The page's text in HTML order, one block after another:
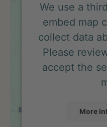
We use a
embed map
collect data
Please
accept the
More